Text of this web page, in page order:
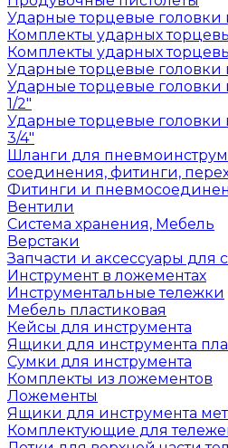
Ударные торцевые
Комплекты ударных
Комплекты ударных
Ударные торцевые головки
Ударные торцевые
1/2"
Ударные торцевые
3/4"
Шланги для
соединения, фитинги,
Фитинги и
Вентили
Система хранения, Мебель
Верстаки
Запчасти и аксессуары для
Инструмент в ложементах
Инструментальные тележки
Мебель пластиковая
Кейсы для инструмента
Ящики для инструмента
Сумки для инструмента
Комплекты из ложементов
Ложементы
Ящики для инструмента
Комплектующие для